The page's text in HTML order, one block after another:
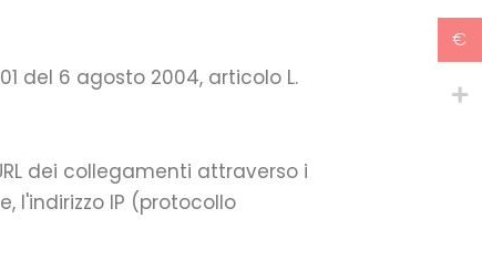
del 6 agosto 2004, articolo L.
dei collegamenti attraverso i
l'indirizzo IP (protocollo
€